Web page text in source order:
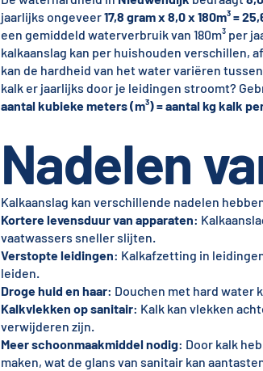
jaarlijks ongeveer17,8 gram x 8,0 x 180m³ =
een gemiddeld waterverbruik van 180m³ per
kalkaanslag kan per huishouden verschillen,
kan de hardheid van het water variëren
kalk er jaarlijks door je leidingen stroomt?
aantal kubieke meters (m³) = aantal kg kalk
Nadelen
Kalkaanslag kan verschillende nadelen
Kortere levensduur van apparaten:
vaatwassers sneller slijten.
Verstopte leidingen: Kalkafzetting in
leiden.
Droge huid en haar: Douchen met hard water
Kalkvlekken op sanitair: Kalk kan vlekken
verwijderen zijn.
Meer schoonmaakmiddel nodig: Door kalk
maken, wat de glans van sanitair kan